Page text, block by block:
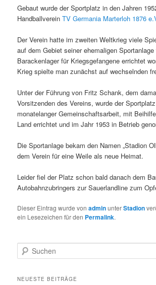
Gebaut wurde der Sportplatz in den Jahren
HandballvereinTV Germania Marterloh 1876
Der Verein hatte im zweiten Weltkrieg viele
auf dem Gebiet seiner ehemaligen Sportanlage
Barackenlager für Kriegsgefangene errichtet
Krieg spielte man zunächst auf wechselnden
Unter der Führung von Fritz Schank, dem
Vorsitzenden des Vereins, wurde der
monatelanger Gemeinschaftsarbeit, mit
Land errichtet und im Jahr 1953 in Betrieb
Die Sportanlage bekam den Namen „Stadion
dem Verein für eine Weile als neue Heimat.
Leider fiel der Platz schon bald danach dem
Autobahnzubringers zur Sauerlandline zum
Dieser Eintrag wurde vonadminunterStadion
ein Lesezeichen für den Permalink.
u
h
NEUESTE BEITRÄGE